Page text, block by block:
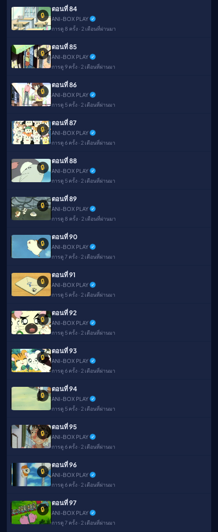
🔒
ตอนที่ 84
ANI-BOX PLAY
การดู 8 ครั้ง · 2 เดือนที่ผ่านมา
🔒
ตอนที่ 85
ANI-BOX PLAY
การดู 9 ครั้ง · 2 เดือนที่ผ่านมา
🔒
ตอนที่ 86
ANI-BOX PLAY
การดู 5 ครั้ง · 2 เดือนที่ผ่านมา
🔒
ตอนที่ 87
ANI-BOX PLAY
การดู 6 ครั้ง · 2 เดือนที่ผ่านมา
🔒
ตอนที่ 88
ANI-BOX PLAY
การดู 5 ครั้ง · 2 เดือนที่ผ่านมา
🔒
ตอนที่ 89
ANI-BOX PLAY
การดู 8 ครั้ง · 2 เดือนที่ผ่านมา
🔒
ตอนที่ 90
ANI-BOX PLAY
การดู 7 ครั้ง · 2 เดือนที่ผ่านมา
🔒
ตอนที่ 91
ANI-BOX PLAY
การดู 5 ครั้ง · 2 เดือนที่ผ่านมา
🔒
ตอนที่ 92
ANI-BOX PLAY
การดู 5 ครั้ง · 2 เดือนที่ผ่านมา
🔒
ตอนที่ 93
ANI-BOX PLAY
การดู 6 ครั้ง · 2 เดือนที่ผ่านมา
🔒
ตอนที่ 94
ANI-BOX PLAY
การดู 5 ครั้ง · 2 เดือนที่ผ่านมา
🔒
ตอนที่ 95
ANI-BOX PLAY
การดู 6 ครั้ง · 2 เดือนที่ผ่านมา
🔒
ตอนที่ 96
ANI-BOX PLAY
การดู 6 ครั้ง · 2 เดือนที่ผ่านมา
🔒
ตอนที่ 97
ANI-BOX PLAY
การดู 7 ครั้ง · 2 เดือนที่ผ่านมา